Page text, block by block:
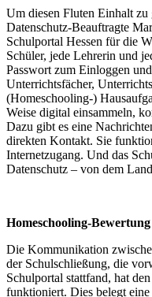
Um diesen Fluten Einhalt
Datenschutz-Beauftragte
Schulportal Hessen für die
Schüler, jede Lehrerin und
Passwort zum Einloggen
Unterrichtsfächer,
(Homeschooling-)
Weise digital einsammeln,
Dazu gibt es eine
direkten Kontakt. Sie
Internetzugang. Und das
Datenschutz – von dem
Homeschooling-Bewertung
Die Kommunikation
der Schulschließung, die
Schulportal stattfand, hat
funktioniert. Dies belegt